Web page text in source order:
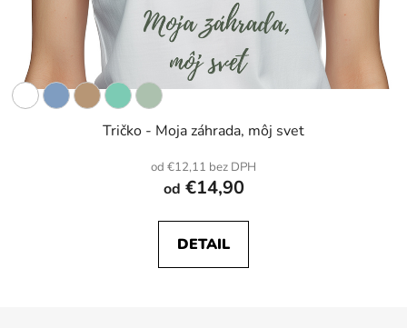
Tričko - Moja záhrada, môj svet
od €12,11 bez DPH
od €14,90
DETAIL